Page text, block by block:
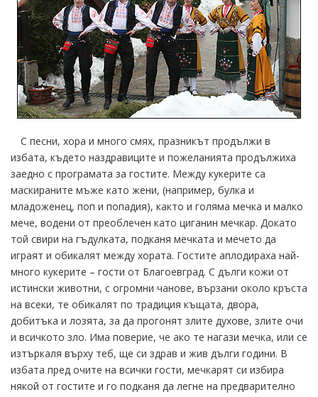
С песни, хора и много смях, празникът продължи в
избата, където наздравиците и пожеланията продължиха
заедно с програмата за гостите. Между кукерите са
маскираните мъже като жени, (например, булка и
младоженец, поп и попадия), както и голяма мечка и малко
мече, водени от преоблечен като циганин мечкар. Докато
той свири на гъдулката, подканя мечката и мечето да
играят и обикалят между хората. Гостите аплодираха най-
много кукерите – гости от Благоевград. С дълги кожи от
истински животни, с огромни чанове, вързани около кръста
на всеки, те обикалят по традиция къщата, двора,
добитъка и лозята, за да прогонят злите духове, злите очи
и всичкото зло. Има поверие, че ако те нагази мечка, или се
изтъркаля върху теб, ще си здрав и жив дълги години. В
избата пред очите на всички гости, мечкарят си избира
някой от гостите и го подканя да легне на предварително